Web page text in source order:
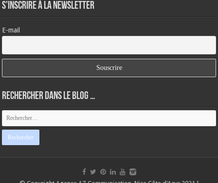
S’inscrire à la newsletter
E-mail
Rechercher dans le blog …